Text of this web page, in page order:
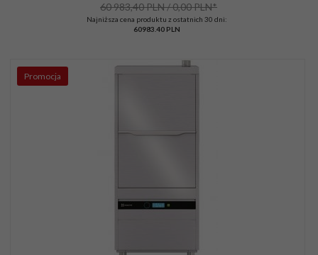
60 983,40 PLN / 0,00 PLN*
Najniższa cena produktu z ostatnich 30 dni:
60983.40 PLN
Promocja